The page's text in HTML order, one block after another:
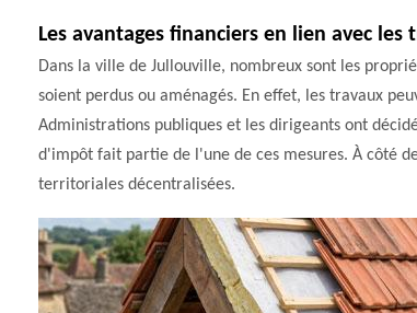
Les avantages financiers en lien avec
Dans la ville de Jullouville, nombreux sont les
soient perdus ou aménagés. En effet, les travaux
Administrations publiques et les dirigeants ont
d'impôt fait partie de l'une de ces mesures. À côté
territoriales décentralisées.